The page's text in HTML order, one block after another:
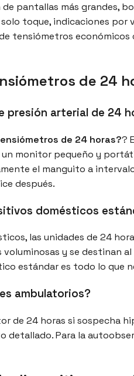
pantallas más grandes,
toque, indicaciones por
tensiómetros
de 24
presión arterial de 24
de 24 horas??
monitor pequeño y
el manguito a
después.
domésticos
las unidades de 24
y se destinan
estándar es todo lo que
ambulatorios?
de 24 horas si sospecha
detallado. Para la